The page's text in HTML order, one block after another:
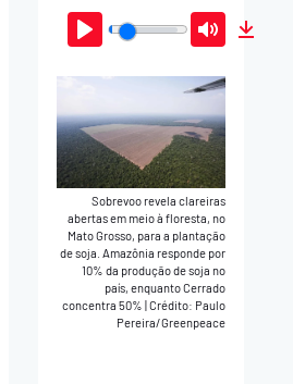
Play Mute
Sobrevoo revela clareiras
abertas em meio à floresta, no
Mato Grosso, para a plantação
de soja. Amazônia responde por
10% da produção de soja no
país, enquanto Cerrado
concentra 50% Crédito: Paulo
Pereira/Greenpeace